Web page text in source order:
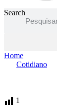
Search
Home
Cotidiano
1